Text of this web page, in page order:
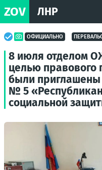
ZOV ЛНР
ОФИЦИАЛЬНО
8 июля отделом
целью правового
были
№ 5
социальной